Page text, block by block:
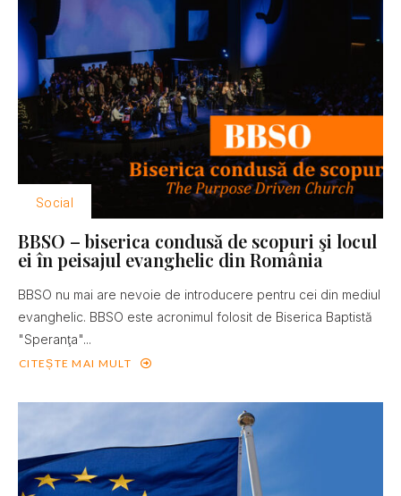
Social
BBSO – biserica condusă de scopuri şi locul
ei în peisajul evanghelic din România
BBSO nu mai are nevoie de introducere pentru cei din mediul
evanghelic. BBSO este acronimul folosit de Biserica Baptistă
"Speranţa"...
CITEȘTE MAI MULT